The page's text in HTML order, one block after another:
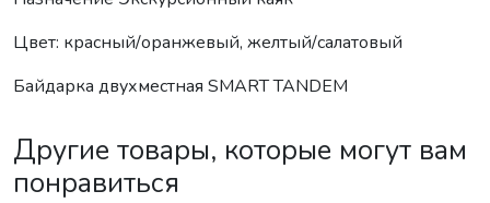
Цвет: красный/оранжевый, желтый/салатовый
Байдарка двухместная SMART TANDEM
Другие товары, которые могут вам
понравиться